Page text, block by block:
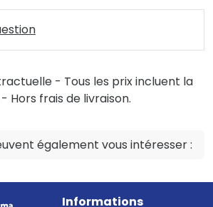
- Tous les prix incluent la
- Hors frais de livraison.
également vous intéresser :
Informations